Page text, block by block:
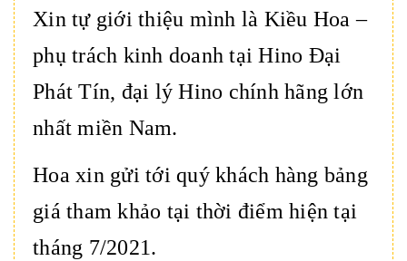
Xin tự giới thiệu mình là Kiều Hoa –
phụ trách kinh doanh tại Hino Đại
Phát Tín, đại lý Hino chính hãng lớn
nhất miền Nam.
Hoa xin gửi tới quý khách hàng bảng
giá tham khảo tại thời điểm hiện tại
tháng 7/2021.